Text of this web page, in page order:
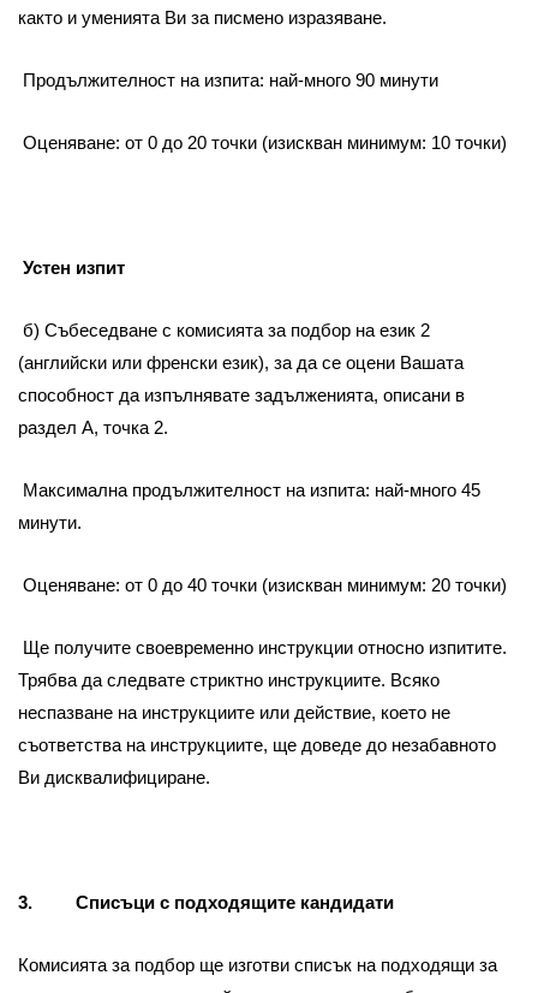
както и уменията Ви за писмено изразяване.
Продължителност на изпита: най-много 90 минути
Оценяване: от 0 до 20 точки (изискван минимум: 10 точки)
Устен изпит
б) Събеседване с комисията за подбор на език 2
(английски или френски език), за да се оцени Вашата
способност да изпълнявате задълженията, описани в
раздел А, точка 2.
Максимална продължителност на изпита: най-много 45
минути.
Оценяване: от 0 до 40 точки (изискван минимум: 20 точки)
Ще получите своевременно инструкции относно изпитите.
Трябва да следвате стриктно инструкциите. Всяко
неспазване на инструкциите или действие, което не
съответства на инструкциите, ще доведе до незабавното
Ви дисквалифициране.
3. Списъци с подходящите кандидати
Комисията за подбор ще изготви списък на подходящи за